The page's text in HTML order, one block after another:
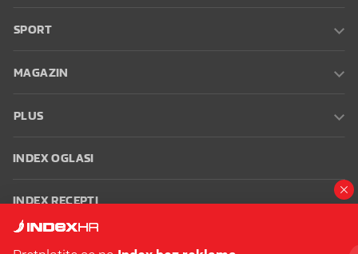
SPORT
MAGAZIN
PLUS
INDEX OGLASI
INDEX RECEPTI